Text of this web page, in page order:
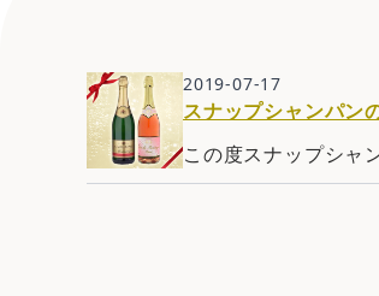
2019-07-17
スナップシャンパン
この度スナップシャ